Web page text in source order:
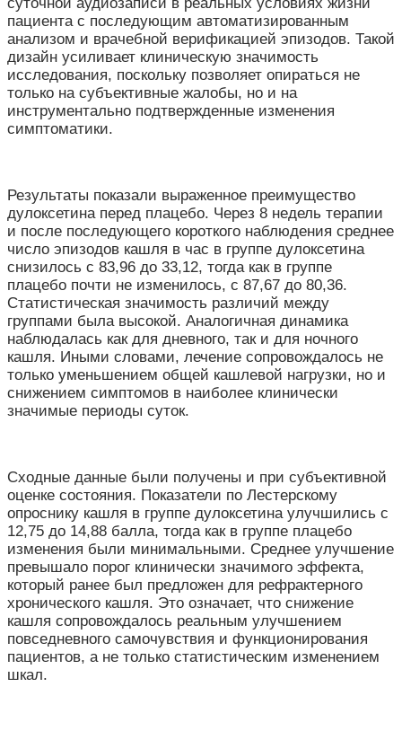
пациента с последующим автоматизированным
анализом и врачебной верификацией эпизодов. Такой
дизайн усиливает клиническую значимость
исследования, поскольку позволяет опираться не
только на субъективные жалобы, но и на
инструментально подтвержденные изменения
симптоматики.
Результаты показали выраженное преимущество
дулоксетина перед плацебо. Через 8 недель терапии
и после последующего короткого наблюдения среднее
число эпизодов кашля в час в группе дулоксетина
снизилось с 83,96 до 33,12, тогда как в группе
плацебо почти не изменилось, с 87,67 до 80,36.
Статистическая значимость различий между
группами была высокой. Аналогичная динамика
наблюдалась как для дневного, так и для ночного
кашля. Иными словами, лечение сопровождалось не
только уменьшением общей кашлевой нагрузки, но и
снижением симптомов в наиболее клинически
значимые периоды суток.
Сходные данные были получены и при субъективной
оценке состояния. Показатели по Лестерскому
опроснику кашля в группе дулоксетина улучшились с
12,75 до 14,88 балла, тогда как в группе плацебо
изменения были минимальными. Среднее улучшение
превышало порог клинически значимого эффекта,
который ранее был предложен для рефрактерного
хронического кашля. Это означает, что снижение
кашля сопровождалось реальным улучшением
повседневного самочувствия и функционирования
пациентов, а не только статистическим изменением
шкал.